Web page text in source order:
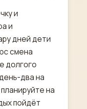
и
и
дней дети
смена
долгого
два на
на
пойдёт